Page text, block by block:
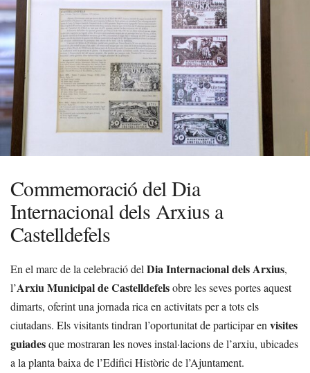
Commemoració del Dia
Internacional dels Arxius a
Castelldefels
En el marc de la celebració del Dia Internacional dels Arxius,
l’Arxiu Municipal de Castelldefelsobre les seves portes aquest
dimarts, oferint una jornada rica en activitats per a tots els
ciutadans. Els visitants tindran l’oportunitat de participar en visites
guiadesque mostraran les noves instal·lacions de l’arxiu, ubicades
a la planta baixa de l’Edifici Històric de l’Ajuntament.